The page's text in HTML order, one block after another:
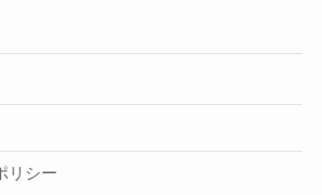
リシー